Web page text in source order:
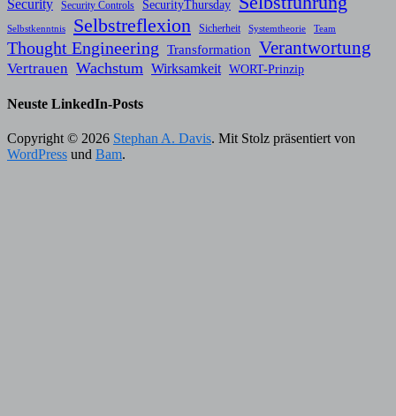
Security Security Controls SecurityThursday
Selbstkenntnis Selbstreflexion Sicherheit Systemtheorie Team
Thought Engineering Transformation Verantwortung
Vertrauen Wachstum Wirksamkeit WORT-Prinzip
Neuste LinkedIn-Posts
Copyright © 2026 Stephan A. Davis. Mit Stolz präsentiert von
WordPress und Bam.